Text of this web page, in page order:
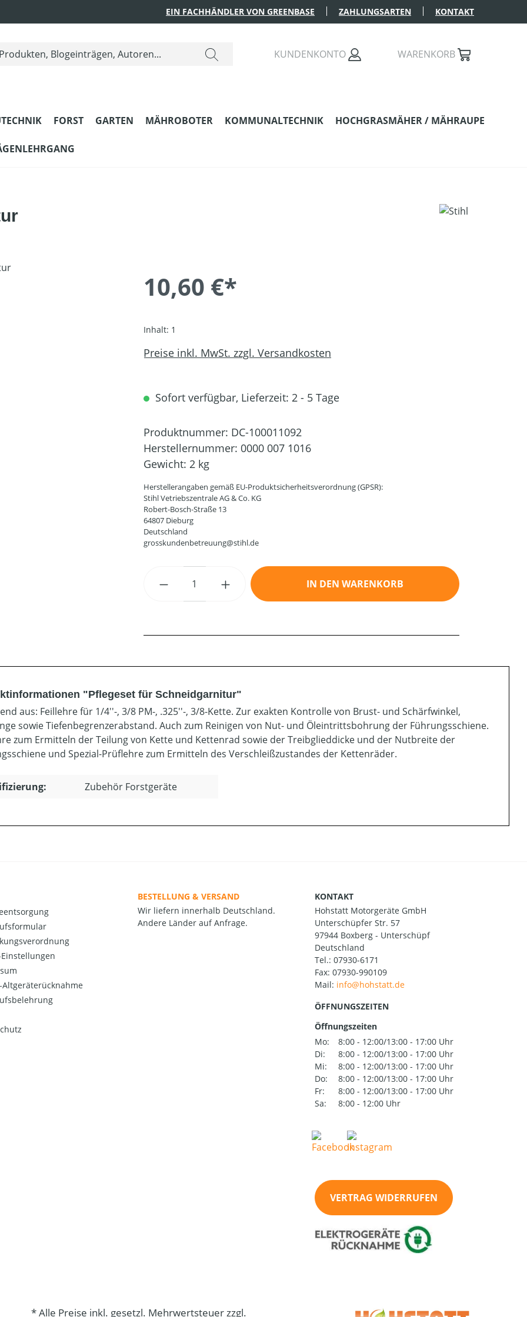
EIN FACHHÄNDLER VON GREENBASE ZAHLUNGSARTEN KONTAKT
KUNDENKONTO WARENKORB
FORST GARTEN MÄHROBOTER KOMMUNALTECHNIK HOCHGRASMÄHER / MÄHRAUPE
10,60 €*
Inhalt: 1
Preise inkl. MwSt. zzgl. Versandkosten
Sofort verfügbar, Lieferzeit: 2 - 5 Tage
Produktnummer: DC-100011092
Herstellernummer: 0000 007 1016
Gewicht: 2 kg
Herstellerangaben gemäß EU-Produktsicherheitsverordnung (GPSR):
Stihl Vetriebszentrale AG & Co. KG
Robert-Bosch-Straße 13
64807 Dieburg
Deutschland
grosskundenbetreuung@stihl.de
Produkt Anzahl: Gib den gewünschten Wert ein oder
IN DEN WARENKORB
"Pflegeset für Schneidgarnitur"
aus: Feillehre für 1/4''-, 3/8 PM-, .325''-, 3/8-Kette. Zur exakten Kontrolle von Brust- und Schärfwinkel,
sowie Tiefenbegrenzerabstand. Auch zum Reinigen von Nut- und Öleintrittsbohrung der Führungsschiene.
zum Ermitteln der Teilung von Kette und Kettenrad sowie der Treibglieddicke und der Nutbreite der
und Spezial-Prüflehre zum Ermitteln des Verschleißzustandes der Kettenräder.
Zubehör Forstgeräte
Einstellungen
Altgeräterücknahme
BESTELLUNG & VERSAND
Wir liefern innerhalb Deutschland.
Andere Länder auf Anfrage.
KONTAKT
Hohstatt Motorgeräte GmbH
Unterschüpfer Str. 57
97944 Boxberg - Unterschüpf
Deutschland
Tel.: 07930-6171
Fax: 07930-990109
Mail:
ÖFFNUNGSZEITEN
Öffnungszeiten
Mo:
8:00 - 12:00/13:00 - 17:00 Uhr
Di:
8:00 - 12:00/13:00 - 17:00 Uhr
Mi:
8:00 - 12:00/13:00 - 17:00 Uhr
Do:
8:00 - 12:00/13:00 - 17:00 Uhr
Fr:
8:00 - 12:00/13:00 - 17:00 Uhr
Sa:
8:00 - 12:00 Uhr
VERTRAG WIDERRUFEN
* Alle Preise inkl. gesetzl. Mehrwertsteuer zzgl.